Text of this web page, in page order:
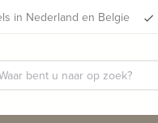
in Nederland en Belgie done